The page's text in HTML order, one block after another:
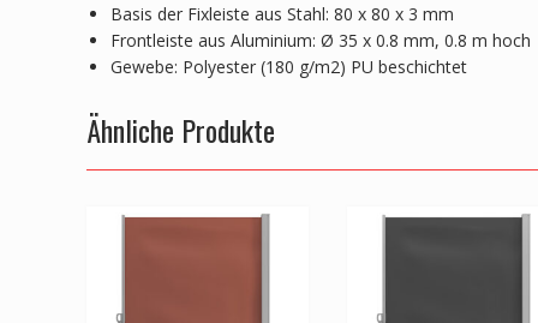
Basis der Fixleiste aus Stahl: 80 x 80 x 3 mm
Frontleiste aus Aluminium: Ø 35 x 0.8 mm, 0.8 m hoch
Gewebe: Polyester (180 g/m2) PU beschichtet
Ähnliche Produkte